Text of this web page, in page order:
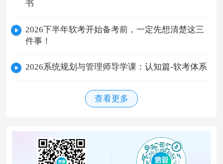
书
2026下半年软考开始备考前，一定先想清楚这三
件事！
2026系统规划与管理师导学课：认知篇-软考体系
查看更多